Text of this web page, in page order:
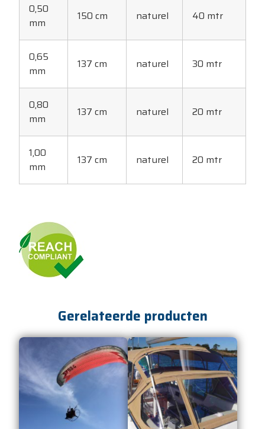
0,50
mm
150 cm naturel 40 mtr
0,65
mm
137 cm naturel 30 mtr
0,80
mm
137 cm naturel 20 mtr
1,00
mm
137 cm naturel 20 mtr
Gerelateerde producten